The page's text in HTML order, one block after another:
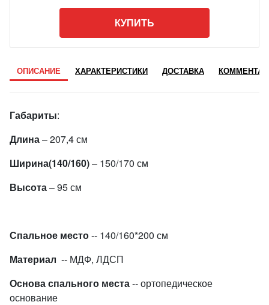
КУПИТЬ
ОПИСАНИЕ ХАРАКТЕРИСТИКИ ДОСТАВКА
Габариты:
Длина– 207,4 см
Ширина(140/160)– 150/170 см
Высота– 95 см
Спальное место-- 140/160*200 см
Материал -- МДФ, ЛДСП
Основа спального места-- ортопедическое
основание